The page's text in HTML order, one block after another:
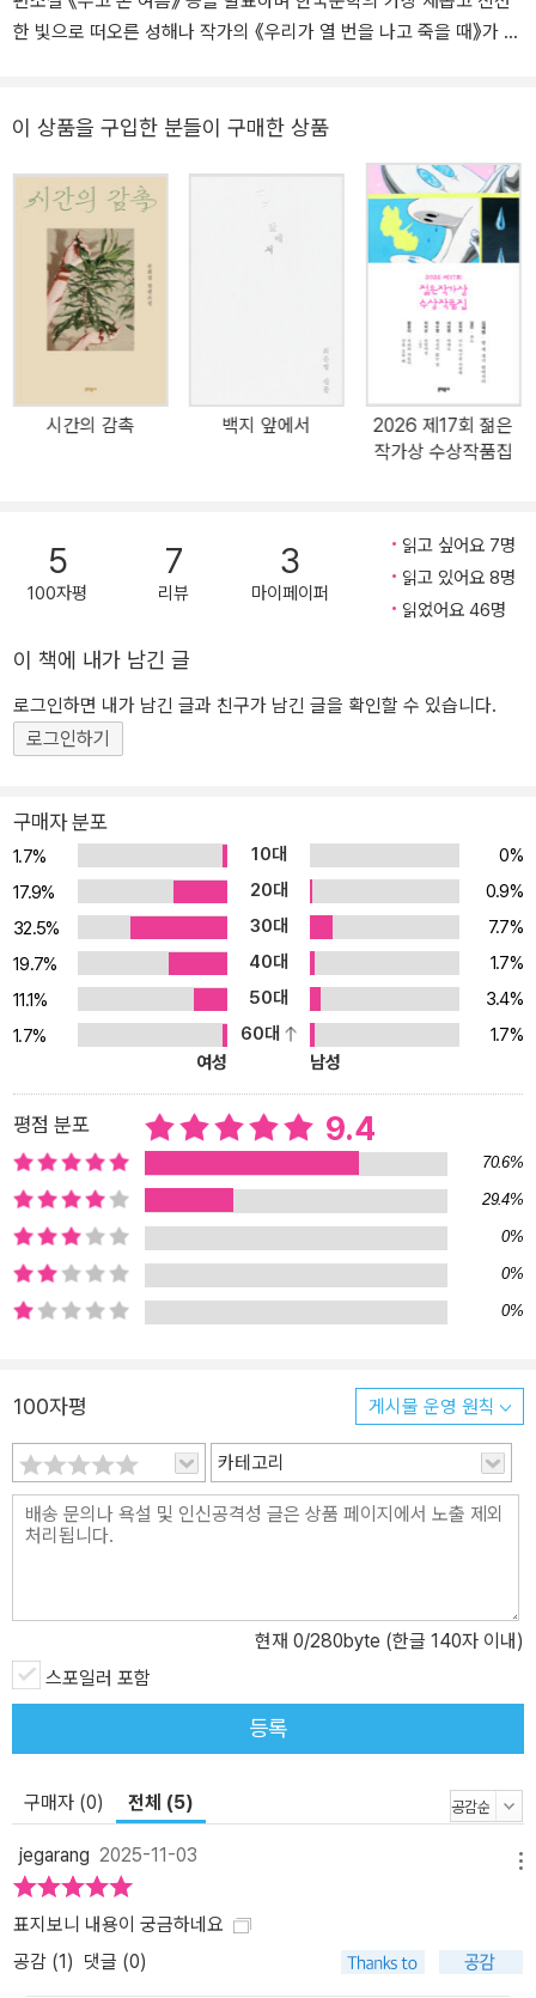
한 빛으로 떠오른 성해나 작가의 《우리가 열 번을 나고 죽을 때》가 위
로, 느긋한 경치를 빌려 잠깐 쉬었다 갈 수 있는 풍경으로 안내한다.
문 교수는 캐드와 스케치업 같은 3D 프로그램이 일반화된 시대에 80
~90년대에나 유행하던 연필 제도를 고집하는 사람이다. 한 학기 내
내 등고선만 그린 재서는 뜻밖에도 이 수업에서 A플러스를 받는다.
최고점을 받고도 성적 이의서를 낼 만큼 자기 의심이 많고, 확신도 부
족한 재서와는 달리 이본은 무엇이든 똑 부러지게 해내는 우등생이
다. 한 걸음 한 걸음을 의심하며 내딛는 ‘숙제’ 재서와 한마디를 해도
비범해 보이는 ‘귀감’ 이본, 달라도 너무 다른 두 사람은 문 교수의 과
제를 하러 경주로 떠난다. 경주에서 그들을 기다리고 있던 건 지어진
지 이백 년 된 낡은 고택이었다. 두 번의 지진을 겪으며 무너졌던 지붕
과 비효율적인 동선, 기둥과 보를 연결하는 접합부의 실금까지…….
로 재시공”(66쪽)하는 것, ‘재건’으로 기운다. 문 교수는 실측과 연필
제도를 권유했지만 시간에 쫓긴 재서와 이본은 고택의 기존 도면을
참고해 캐드로 옮긴 결과를 제출한다. 문 교수의 싸늘한 비판을 받고
그제야 고택이 놓인 풍경, 경주라는 도시를 찬찬히 둘러본다. 소설은
가는 손님’인 재서와 이본뿐만 아니라 그 자리에서 운명처럼 살아가
는 권정연 씨 모녀와 첨성대 길라잡이 할아버지, 마을 사람들까지 샅
치를 빌려주고, “잘 살거라, 속으로 비는”(85쪽) ‘짓는 마음’에 대해
이야기한다. ‘단 한 편의 이야기’를 깊게 호흡하는 특별한 경험 위즈덤
하우스는 2022년 11월부터 단편소설 연재 프로젝트 ‘위클리 픽션’을
통해 오늘 한국문학의 가장 다양한 모습, 가장 새로운 이야기를 일주
일에 한 편씩 소개하고 있다. 구병모 〈파쇄〉, 조예은 〈만조를 기다리
며〉, 안담 〈소녀는 따로 자란다〉, 최진영 〈오로라〉 등 1년 동안 50편의
이야기가 독자들의 사랑을 받아왔다. 위픽 시리즈는 이렇게 연재를
마친 소설들을 순차적으로 출간하며, 이때 여러 편의 단편소설을 한
데 묶는 기존의 방식이 아닌, ‘단 한 편’의 단편만으로 책을 구성하는
이례적인 시도를 통해 독자들에게 한 편 한 편 깊게 호흡하는 특별한
경험을 선사한다. 위픽은 소재나 형식 등 그 어떤 기준과 구분에도 얽
매이지 않고 오직 ‘단 한 편의 이야기’라는 완결성에 주목한다. 소설가
뿐만 아니라 논픽션 작가, 시인, 청소년문학 작가 등 다양한 작가들의
소설을 통해 장르와 경계를 허물며 이야기의 가능성과 재미를 확장한
다. 시즌 1 50편에 이어 시즌 2는 더욱 새로운 작가와 이야기들로 가
득하다. 시즌 2에는 강화길, 임선우, 단요, 정보라, 김보영, 이미상, 김
화진, 정이현, 임솔아, 황정은 작가 등이 함께한다. 또한 시즌 2에는
리즈 소개 위픽은 위즈덤하우스의 단편소설 시리즈입니다. ‘단 한 편
의 이야기’를 깊게 호흡하는 특별한 경험을 선사합니다. 이 작은 조각
이 당신의 세계를 넓혀줄 새로운 한 조각이 되기를, 작은 조각 하나하
나가 모여 당신의 이야기가 되기를, 당신의 가슴에 깊이 새겨질 한 조
각의 문학이 되기를 꿈꿉니다.
이 상품을 구입한 분들이 구매한 상품
시간의 감촉 백지 앞에서
2026 제17회 젊은
작가상 수상작품집
5
100자평
7
리뷰
3
마이페이퍼
읽고 싶어요 7명
읽고 있어요 8명
읽었어요 46명
이 책에 내가 남긴 글
로그인하면 내가 남긴 글과 친구가 남긴 글을 확인할 수 있습니다.
로그인하기
구매자 분포
1.7% 10대
0%
17.9%
20대
0.9%
32.5%
30대
7.7%
19.7%
40대
1.7%
11.1%
50대
3.4%
1.7%
60대
1.7%
여성
남성
평점 분포 9.4
70.6%
29.4%
0%
0%
0%
100자평 게시물 운영 원칙
카테고리
현재 0/280byte (한글 140자 이내)
스포일러 포함
등록
구매자 (0) 전체 (5)
jegarang 2025-11-03
표지보니 내용이 궁금하네요
공감 (1) 댓글 (0)